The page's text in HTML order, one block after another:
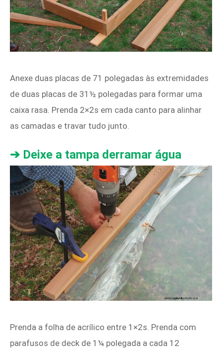
Anexe duas placas de 71 polegadas às extremidades
de duas placas de 31½ polegadas para formar uma
caixa rasa. Prenda 2×2s em cada canto para alinhar
as camadas e travar tudo junto.
➔ Deixe a tampa derramar água
Prenda a folha de acrílico entre 1×2s. Prenda com
parafusos de deck de 1¼ polegada a cada 12